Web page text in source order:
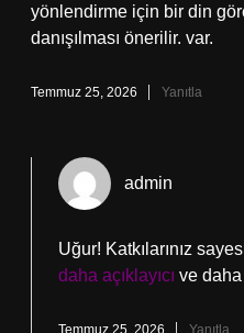
yönlendirme için bir din
danışılması önerilir. var.
Temmuz 25, 2026 Yanıtla
admin
Uğur! Katkılarınız
daha açıklayıcı ve daha
Temmuz 25, 2026 Yanıtla